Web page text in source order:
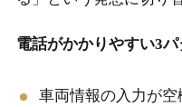
電話がかかりやすい3
車両情報の入力が空